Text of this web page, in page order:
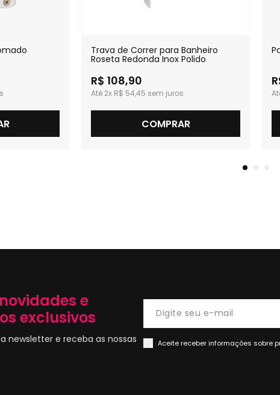
Trava de Correr para Banheiro
Roseta Redonda Inox Polido
R$ 108,90
2x R$ 54,45
COMPRAR
e
exclusivos
newsletter e receba as nossas
Aceite receber informações sobre